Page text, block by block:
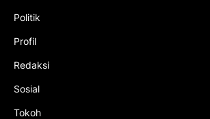
Politik
Profil
Redaksi
Sosial
Tokoh